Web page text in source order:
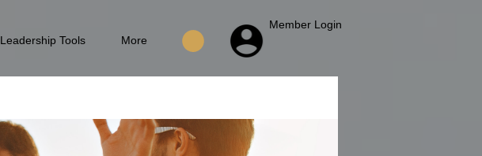
Leadership Tools More
Member Login